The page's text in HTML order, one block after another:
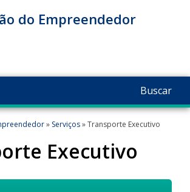
do Empreendedor
Buscar
» Serviços» Transporte Executivo
Executivo